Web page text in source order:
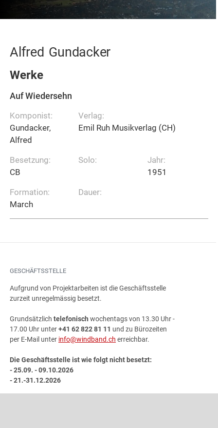
Alfred Gundacker
Werke
Auf Wiedersehn
Komponist:
Gundacker,
Alfred
Besetzung:
CB
Formation:
March
Verlag:
Emil Ruh Musikverlag (CH)
Solo:
Dauer:
Jahr:
1951
GESCHÄFTSSTELLE
Aufgrund von Projektarbeiten ist die Geschäftsstelle
zurzeit unregelmässig besetzt.
Grundsätzlich telefonisch wochentags von 13.30 Uhr -
17.00 Uhr unter+41 62 822 81 11 und zu Bürozeiten
per E-Mail unter info@windband.ch erreichbar.
Die Geschäftsstelle ist wie folgt nicht besetzt:
- 25.09. - 09.10.2026
- 21.-31.12.2026